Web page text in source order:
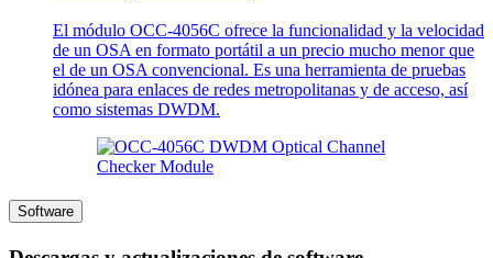
El módulo OCC-4056C ofrece la funcionalidad y la velocidad
de un OSA en formato portátil a un precio mucho menor que
el de un OSA convencional. Es una herramienta de pruebas
idónea para enlaces de redes metropolitanas y de acceso, así
como sistemas DWDM.
Software